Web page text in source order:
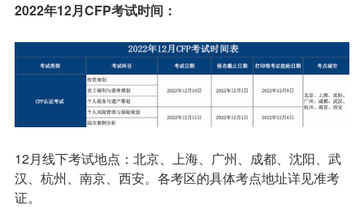
2022年12月CFP考试时间：
12月线下考试地点：北京、上海、广州、成都、沈阳、武
汉、杭州、南京、西安。各考区的具体考点地址详见准考
证。